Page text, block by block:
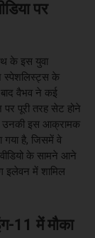
पर
के इस युवा
स्पेशलिस्ट्स के
वैभव ने कई
पूरी तरह सेट होने
उनकी इस आक्रामक
गया है, जिसमें वे
के सामने आने
इलेवन में शामिल
11 में मौका